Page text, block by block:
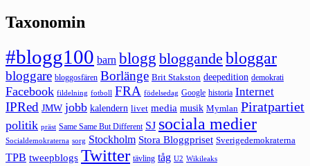
Taxonomin
#blogg100 barn blogg bloggande bloggar
bloggare bloggosfären Borlänge Brit Stakston deepedition demokrati
Facebook fildelning fotboll FRA födelsedag Google historia Internet
IPRed JMW jobb kalendern livet media musik Mymlan Piratpartiet
politik präst Same Same But Different SJ sociala medier
Socialdemokraterna sorg Stockholm Stora Bloggpriset Sverigedemokraterna
TPB tweepblogs Twitter tävling tåg U2 Wikileaks